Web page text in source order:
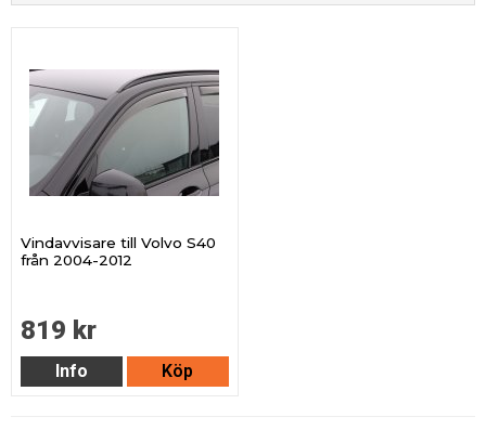
Vindavvisare till Volvo S40
från 2004-2012
819 kr
Info Köp